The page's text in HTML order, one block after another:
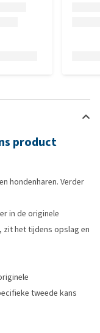
product
hondenharen. Verder
in de originele
zit het tijdens opslag en
tweede kans